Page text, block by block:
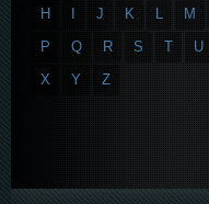
H
J K L M
P
Q R S T U
X
Y Z